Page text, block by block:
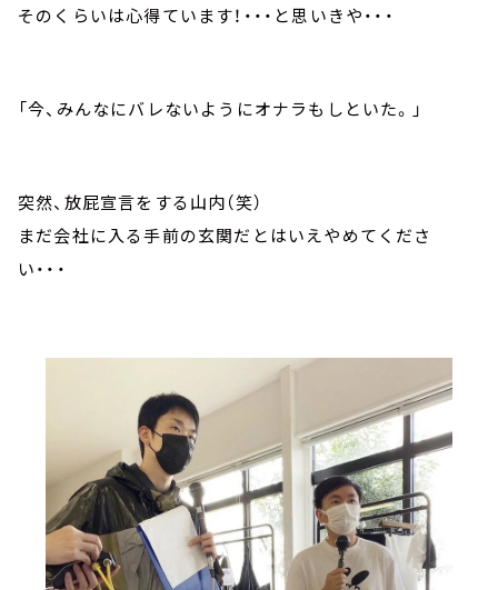
そのくらいは心得ています！・・・と思いきや・・・
「今、みんなにバレないようにオナラもしといた。」
突然、放屁宣言をする山内（笑）
まだ会社に入る手前の玄関だとはいえやめてくださ
い・・・